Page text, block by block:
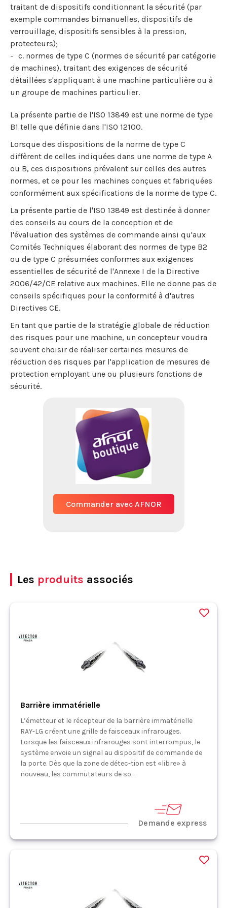
traitant de dispositifs conditionnant la sécurité (par
exemple commandes bimanuelles, dispositifs de
verrouillage, dispositifs sensibles à la pression,
protecteurs);
c. normes de type C (normes de sécurité par catégorie
de machines), traitant des exigences de sécurité
détaillées s'appliquant à une machine particulière ou à
un groupe de machines particulier.
La présente partie de l'ISO 13849 est une norme de type
B1 telle que définie dans l'ISO 12100.
Lorsque des dispositions de la norme de type C
diffèrent de celles indiquées dans une norme de type A
ou B, ces dispositions prévalent sur celles des autres
normes, et ce pour les machines conçues et fabriquées
conformément aux spécifications de la norme de type C.
La présente partie de l'ISO 13849 est destinée à donner
des conseils au cours de la conception et de
l'évaluation des systèmes de commande ainsi qu'aux
Comités Techniques élaborant des normes de type B2
ou de type C présumées conformes aux exigences
essentielles de sécurité de l'Annexe I de la Directive
2006/42/CE relative aux machines. Elle ne donne pas de
conseils spécifiques pour la conformité à d'autres
Directives CE.
En tant que partie de la stratégie globale de réduction
des risques pour une machine, un concepteur voudra
souvent choisir de réaliser certaines mesures de
réduction des risques par l'application de mesures de
protection employant une ou plusieurs fonctions de
sécurité.
Commander avec AFNOR
Les produits associés
Barrière immatérielle
L’émetteur et le récepteur de la barrière immatérielle
RAY-LG créent une grille de faisceaux infrarouges.
Lorsque les faisceaux infrarouges sont interrompus, le
système envoie un signal au dispositif de commande de
la porte. Dès que la zone de détec-tion est «libre» à
nouveau, les commutateurs de so...
Demande express